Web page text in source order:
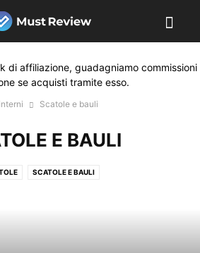
di affiliazione, guadagniamo commissioni
se acquisti tramite esso.
Scatole e bauli
E BAULI
SCATOLE E BAULI